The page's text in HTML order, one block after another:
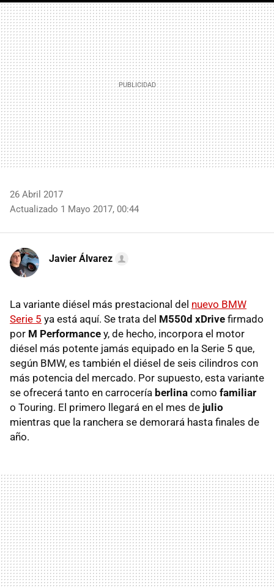
MAIL
26 Abril 2017
Actualizado 1 Mayo 2017, 00:44
Javier Álvarez
La variante diésel más prestacional del nuevo BMW
Serie 5 ya está aquí. Se trata del M550d xDrive firmado
por M Performance y, de hecho, incorpora el motor
diésel más potente jamás equipado en la Serie 5 que,
según BMW, es también el diésel de seis cilindros con
más potencia del mercado. Por supuesto, esta variante
se ofrecerá tanto en carrocería berlina como familiar
o Touring. El primero llegará en el mes de julio
mientras que la ranchera se demorará hasta finales de
año.